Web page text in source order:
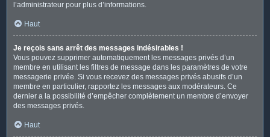
l’administrateur pour plus d’informations.
Haut
Je reçois sans arrêt des messages indésirables !
Vous pouvez supprimer automatiquement les messages privés d’un
membre en utilisant les filtres de message dans les paramètres de votre
messagerie privée. Si vous recevez des messages privés abusifs d’un
membre en particulier, rapportez les messages aux modérateurs. Ce
dernier a la possibilité d’empêcher complètement un membre d’envoyer
des messages privés.
Haut